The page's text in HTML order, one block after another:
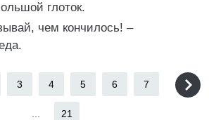
глоток.
чем кончилось! –
3 4 5 6 7
21